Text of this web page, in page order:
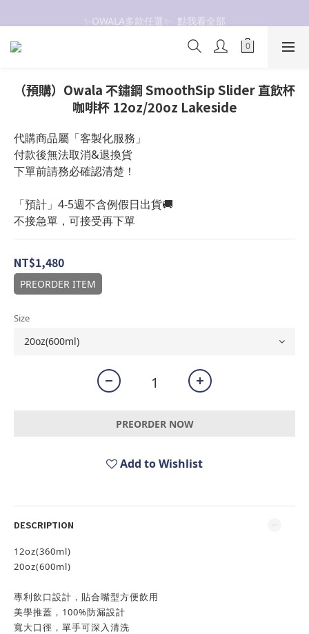
✨OWALA多款任選✨  點我看全部
抗UV 50+防曬外套 $299🧊🧊
（預購）Owala 不鏽鋼 SmoothSip Slider 直飲杯
咖啡杯 12oz/20oz Lakeside
代購商品屬「客製化服務」
付款後無法取消&退換貨
下單前請務必確認清楚！
「預計」4-5週不含例假日出貨🚚
不接急單，可接受再下單
NT$1,480
PREORDER ITEM
Size
PREORDER NOW
Add to Wishlist
DESCRIPTION
12oz(360ml)
20oz(600ml)
專利飲口設計，貼合嘴型方便飲用
美學推蓋，100%防漏設計
寬大口徑，單手可深入清洗